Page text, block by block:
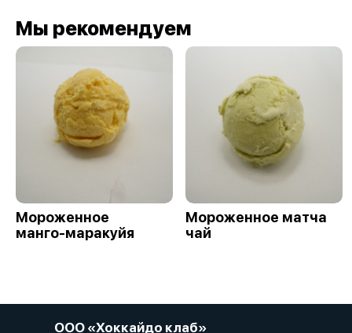
Мы рекомендуем
Мороженное
манго-маракуйя
Мороженное матча
чай
ООО «Хоккайдо клаб»